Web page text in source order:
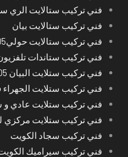
فني تركيب ستالايت الري
فني تركيب ستالايت بيان
فني تركيب ستالايت حولي55806005
فني تركيب ستاندات
فني تركيب ستلايت البيان 55806005
فني تركيب ستلايت
فني تركيب ستلايت عادي
فني تركيب ستلايت مركزي
فني تركيب سجاد الكويت
فني تركيب سيراميك